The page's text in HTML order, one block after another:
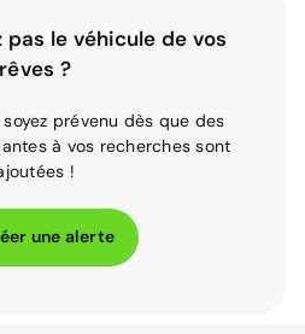
pas le véhicule de vos
rêves ?
prévenu dès que des
à vos recherches sont
!
une alerte